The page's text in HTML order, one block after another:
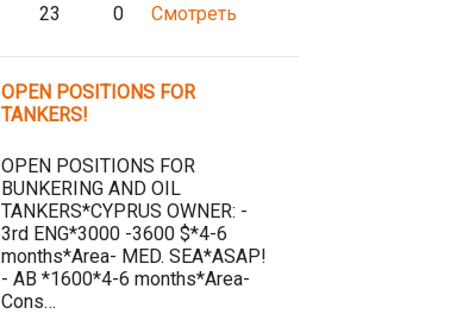
23 0 Смотреть
OPEN POSITIONS FOR
TANKERS!
OPEN POSITIONS FOR
BUNKERING AND OIL
TANKERS*CYPRUS OWNER: -
3rd ENG*3000 -3600 $*4-6
months*Area- MED. SEA*ASAP!
- AB *1600*4-6 months*Area-
Cons…